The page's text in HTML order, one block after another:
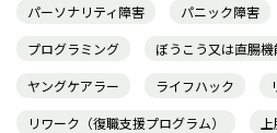
パーソナリティ障害
パニック障害
プログラミング
ぼうこう又は直腸
ヤングケアラー
ライフハック
リワーク（復職支援プログラム）